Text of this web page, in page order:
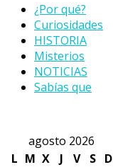
¿Por qué?
Curiosidades
HISTORIA
Misterios
NOTICIAS
Sabías que
agosto 2026
L M X J V S
D